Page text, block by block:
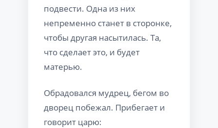
подвести. Одна из них
непременно станет в сторонке,
чтобы другая насытилась. Та,
что сделает это, и будет
матерью.
Обрадовался мудрец, бегом во
дворец побежал. Прибегает и
говорит царю: